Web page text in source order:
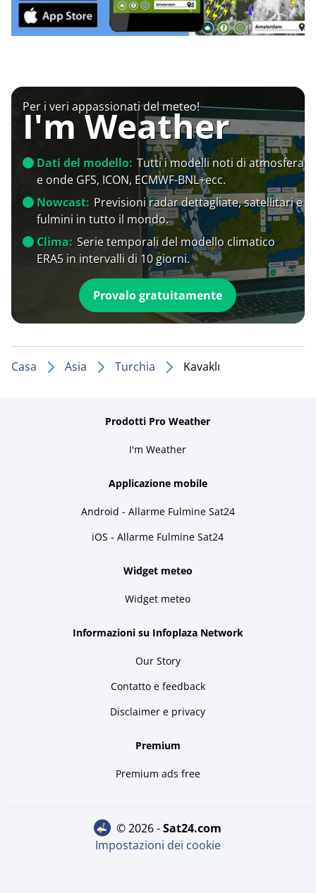
Per i veri appassionati del meteo!
I'm Weather
Dati del modello: Tutti i modelli noti di atmosfera
e onde GFS, ICON, ECMWF-BNL+ecc.
Nowcast: Previsioni radar dettagliate, satellitari e
fulmini in tutto il mondo.
Clima: Serie temporali del modello climatico
ERA5 in intervalli di 10 giorni.
Provalo gratuitamente
Casa Asia Turchia Kavaklı
Prodotti Pro Weather
I'm Weather
Applicazione mobile
Android - Allarme Fulmine Sat24
iOS - Allarme Fulmine Sat24
Widget meteo
Widget meteo
Informazioni su Infoplaza Network
Our Story
Contatto e feedback
Disclaimer e privacy
Premium
Premium ads free
© 2026 - sat24.com
Impostazioni dei cookie